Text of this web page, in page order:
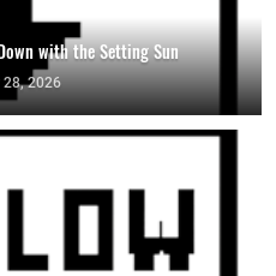
with the Setting Sun
28, 2026